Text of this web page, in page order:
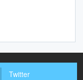
Twitter